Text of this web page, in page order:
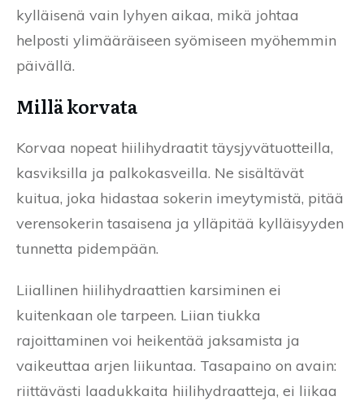
kylläisenä vain lyhyen aikaa, mikä johtaa
helposti ylimääräiseen syömiseen myöhemmin
päivällä.
Millä korvata
Korvaa nopeat hiilihydraatit täysjyvätuotteilla,
kasviksilla ja palkokasveilla. Ne sisältävät
kuitua, joka hidastaa sokerin imeytymistä, pitää
verensokerin tasaisena ja ylläpitää kylläisyyden
tunnetta pidempään.
Liiallinen hiilihydraattien karsiminen ei
kuitenkaan ole tarpeen. Liian tiukka
rajoittaminen voi heikentää jaksamista ja
vaikeuttaa arjen liikuntaa. Tasapaino on avain:
riittävästi laadukkaita hiilihydraatteja, ei liikaa